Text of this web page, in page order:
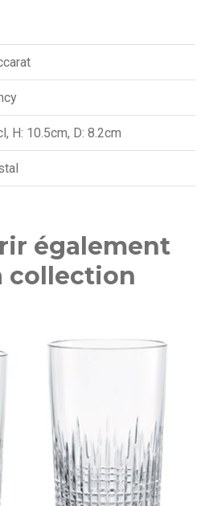
H: 10.5cm, D: 8.2cm
également
collection